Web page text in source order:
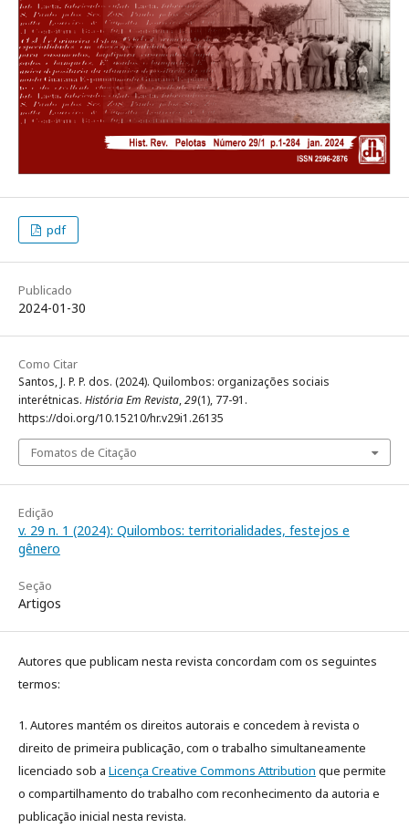
pdf
Publicado
2024-01-30
Como Citar
Santos, J. P. P. dos. (2024). Quilombos: organizações sociais
interétnicas. História Em Revista,29(1), 77-91.
https://doi.org/10.15210/hr.v29i1.26135
Fomatos de Citação
Edição
v. 29 n. 1 (2024): Quilombos: territorialidades, festejos e
gênero
Seção
Artigos
Autores que publicam nesta revista concordam com os seguintes
termos:
1. Autores mantém os direitos autorais e concedem à revista o
direito de primeira publicação, com o trabalho simultaneamente
licenciado sob a Licença Creative Commons Attribution que permite
o compartilhamento do trabalho com reconhecimento da autoria e
publicação inicial nesta revista.